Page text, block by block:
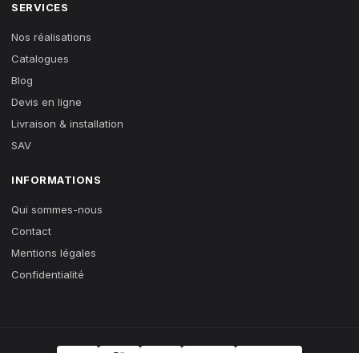
SERVICES
Nos réalisations
Catalogues
Blog
Devis en ligne
Livraison & installation
SAV
INFORMATIONS
Qui sommes-nous
Contact
Mentions légales
Confidentialité